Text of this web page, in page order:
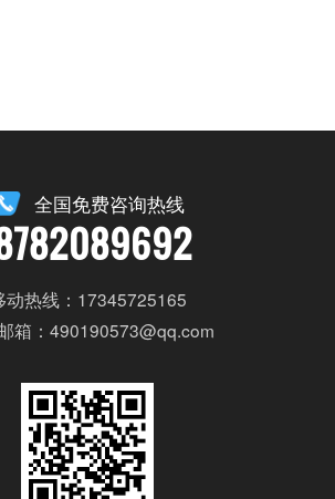
全国免费咨询热线
动热线：17345725165
箱：490190573@qq.com